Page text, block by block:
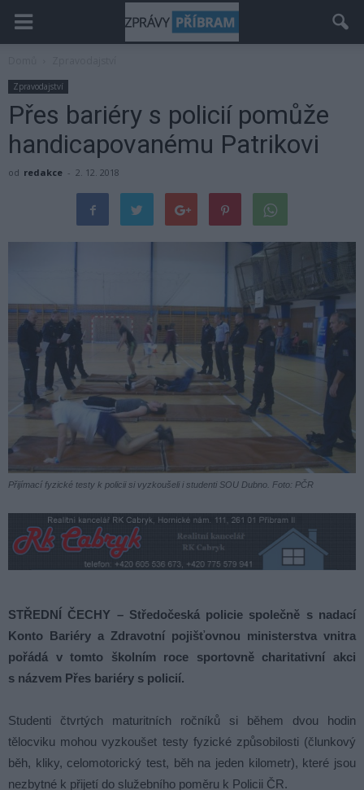
Zpravodajství
Přes bariéry s policií pomůže
handicapovanému Patrikovi
od redakce - 2. 12. 2018
Přijímací fyzické testy k policii si vyzkoušeli i studenti SOU Dubno. Foto: PČR
STŘEDNÍ ČECHY – Středočeská policie společně s nadací
Konto Bariéry a Zdravotní pojišťovnou ministerstva vnitra
pořádá v tomto školním roce sportovně charitativní akci
s názvem Přes bariéry s policií.
Studenti čtvrtých maturitních ročníků si během dvou hodin
tělocviku mohou vyzkoušet testy fyzické způsobilosti (člunkový
běh, kliky, celomotorický test, běh na jeden kilometr), které jsou
nezbytné k přijetí do služebního poměru k Policii ČR.